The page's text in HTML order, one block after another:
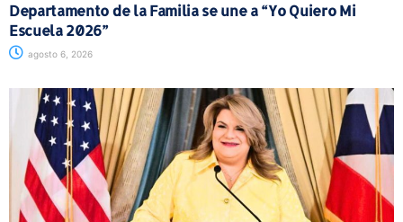
Departamento de la Familia se une a “Yo Quiero Mi
Escuela 2026”
agosto 6, 2026